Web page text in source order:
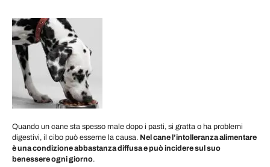
Quando un cane sta spesso male dopo i pasti, si gratta o ha problemi
digestivi, il cibo può esserne la causa. Nel cane l’intolleranza alimentare
è una condizione abbastanza diffusa e può incidere sul suo
benessere ogni giorno.